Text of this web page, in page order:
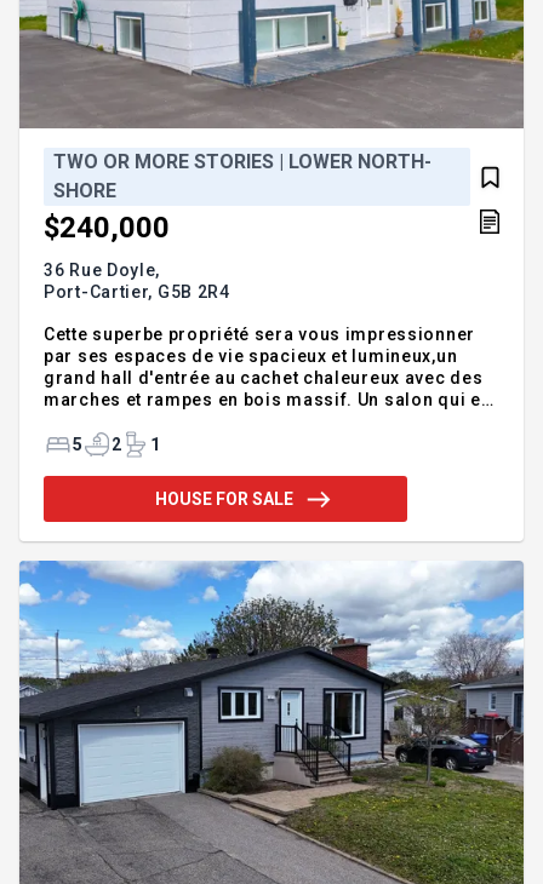
TWO OR MORE STORIES | LOWER NORTH-
SHORE
$240,000
36 Rue Doyle,
Port-Cartier, G5B 2R4
Cette superbe propriété sera vous impressionner
par ses espaces de vie spacieux et lumineux,un
grand hall d'entrée au cachet chaleureux avec des
marches et rampes en bois massif. Un salon qui est
cocooning. La cuisine et la salle à manger, endroit
voisin à l'arrière.Un très beau grand terrain avec
une remise et une serre à jardin. Le sous-sol
vous offre plusieurs possibilités; bigénération,
location ou si
5 2 1
HOUSE FOR SALE